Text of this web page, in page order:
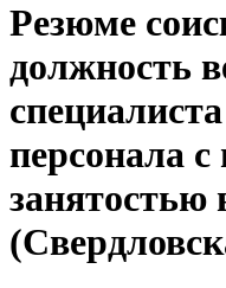
Резюме
должность
персонала
занятостью